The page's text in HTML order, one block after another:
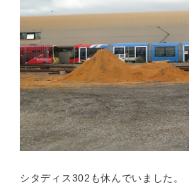
シタディス302も休んでいました。